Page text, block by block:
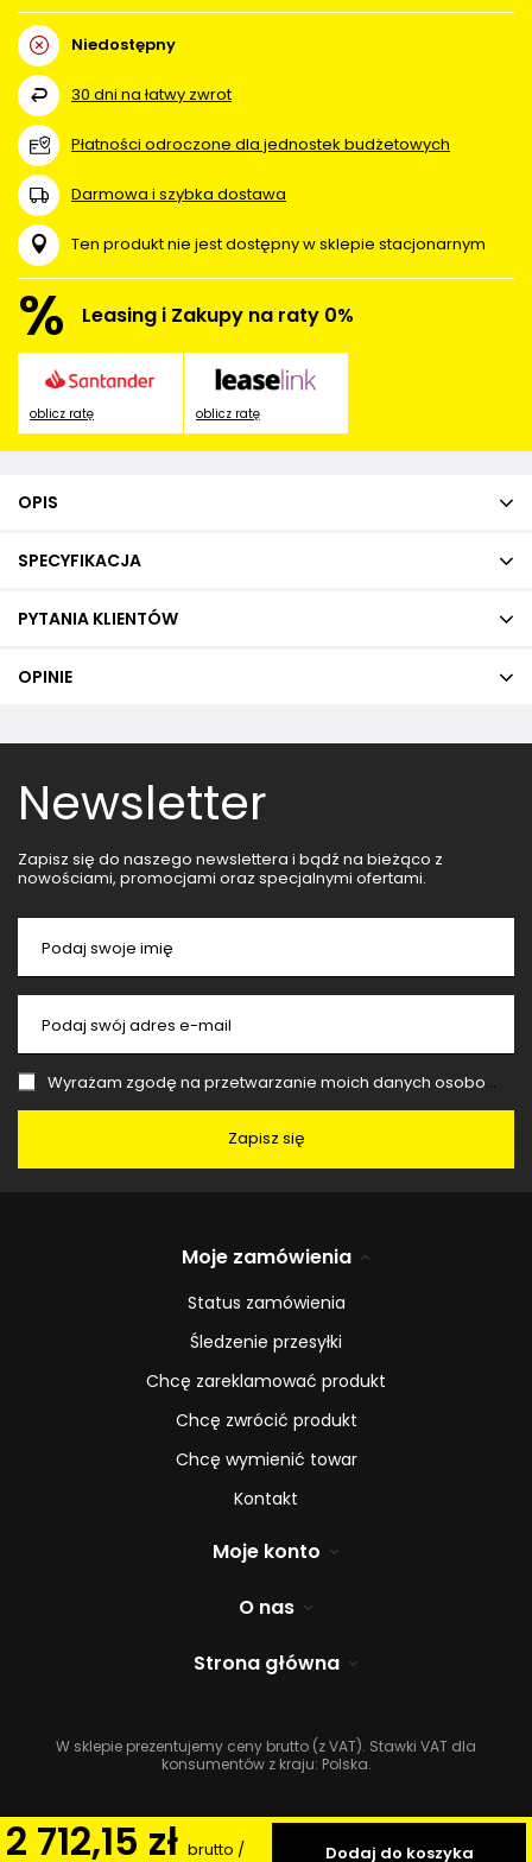
2 712,15 zł brutto /
Dodaj do koszyka
Niedostępny
30 dni na łatwy zwrot
Płatności odroczone dla jednostek budżetowych
Darmowa i szybka dostawa
Ten produkt nie jest dostępny w sklepie stacjonarnym
% Leasing i Zakupy na raty 0%
oblicz ratę oblicz ratę
OPIS
SPECYFIKACJA
PYTANIA KLIENTÓW
OPINIE
Newsletter
Zapisz się do naszego newslettera i bądź na bieżąco z
nowościami, promocjami oraz specjalnymi ofertami.
Podaj swoje imię
Podaj swój adres e-mail
Wyrażam zgodę na przetwarzanie moich danych osobowych (adres e-mail) na potrzeby wysyłki newslettera z informacją handlową (marketing). Więcej w
Zapisz się
Moje zamówienia
Status zamówienia
Śledzenie przesyłki
Chcę zareklamować produkt
Chcę zwrócić produkt
Chcę wymienić towar
Kontakt
Moje konto
O nas
Strona główna
W sklepie prezentujemy ceny brutto (z VAT). Stawki VAT dla
konsumentów z kraju: Polska.